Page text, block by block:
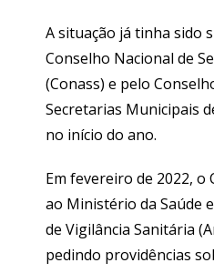
A situação já tinha sido
Conselho Nacional de
(Conass) e pelo
Secretarias Municipais
no início do ano.
Em fevereiro de 2022,
ao Ministério da Saúde
de Vigilância Sanitária
pedindo providências